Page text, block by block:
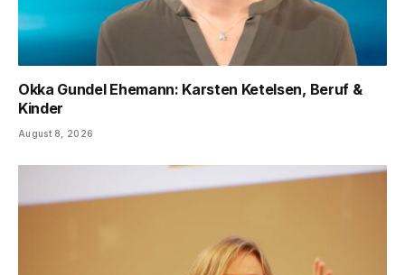
Okka Gundel Ehemann: Karsten Ketelsen, Beruf &
Kinder
August 8, 2026